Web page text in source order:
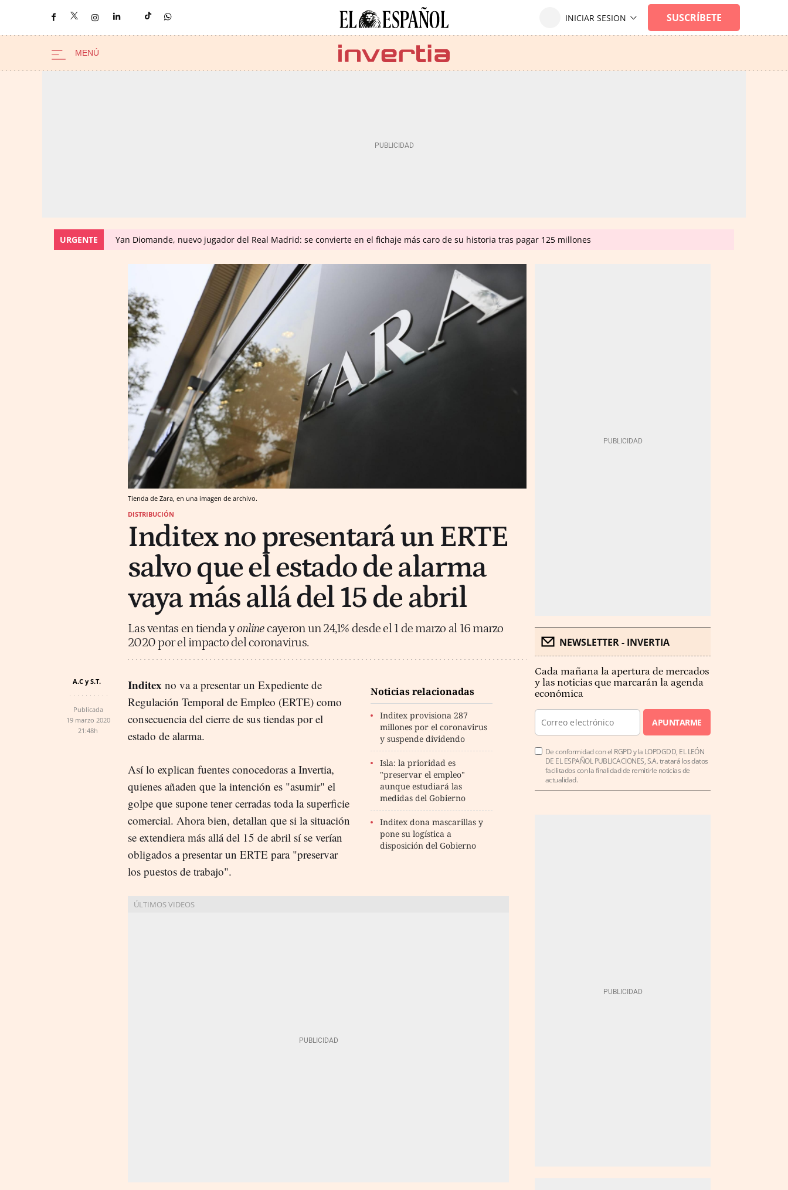
URGENTE Yan Diomande, nuevo jugador del Real Madrid: se convierte en el fichaje más caro de su historia tras pagar 125 millones
Tienda de Zara, en una imagen de archivo.
DISTRIBUCIÓN
Inditex no presentará un ERTE
salvo que el estado de alarma
vaya más allá del 15 de abril
Las ventas en tienda yonlinecayeron un 24,1% desde el 1 de marzo al 16 marzo
2020 por el impacto del coronavirus.
A.C y S.T.
Publicada
19 marzo 2020
21:48h
Noticias relacionadas
Inditex provisiona 287
millones por el coronavirus
y suspende dividendo
Isla: la prioridad es
"preservar el empleo"
aunque estudiará las
medidas del Gobierno
Inditex dona mascarillas y
pone su logística a
disposición del Gobierno
Inditex no va a presentar un Expediente de
Regulación Temporal de Empleo (ERTE) como
consecuencia del cierre de sus tiendas por el
estado de alarma.
Así lo explican fuentes conocedoras a Invertia,
quienes añaden que la intención es "asumir" el
golpe que supone tener cerradas toda la superficie
comercial. Ahora bien, detallan que si la situación
se extendiera más allá del 15 de abril sí se verían
obligados a presentar un ERTE para "preservar
los puestos de trabajo".
NEWSLETTER - INVERTIA
Cada mañana la apertura de mercados
y las noticias que marcarán la agenda
económica
APUNTARME
De conformidad con el RGPD y la LOPDGDD, EL LEÓN
DE EL ESPAÑOL PUBLICACIONES, S.A. tratará los datos
facilitados con la finalidad de remitirle noticias de
actualidad.